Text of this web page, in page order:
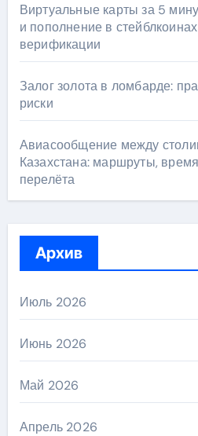
Виртуальные карты за 5
и пополнение в
верификации
Залог золота в ломбарде:
риски
Авиасообщение между
Казахстана: маршруты,
перелёта
Архив
Июль 2026
Июнь 2026
Май 2026
Апрель 2026